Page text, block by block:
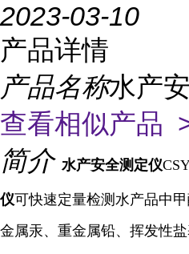
2023-03-10
产品详情
产品名称水产
查看相似产品
简介 水产安全测定仪
仪可快速定量检测水产品中
金属汞、重金属铅、挥发性盐